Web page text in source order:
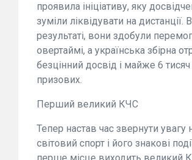
проявила ініціативу, яку
зуміли ліквідувати на дистанції. В
результаті, вони здобули
овертаймі, а українська збірна
безцінний досвід і майже 6 тисяч
призових.
Перший великий КЧС
Тепер настав час звернути увагу
світовий спорт і його знакові